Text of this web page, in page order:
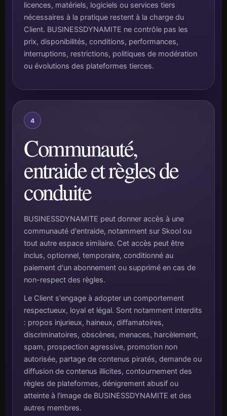
licences, matériels, logiciels ou services tiers
nécessaires à la pratique restent à la charge du
Client. BUSINESSDYNAMITE ne contrôle pas les
prix, disponibilités, conditions, performances,
interruptions, restrictions, politiques de modération
ou évolutions des plateformes tierces.
4
Communauté,
entraide et règles de
conduite
BUSINESSDYNAMITE peut donner accès à une
communauté d'entraide, notamment sur Skool ou
tout autre espace similaire. Cet accès peut être
inclus, optionnel, temporaire, conditionné au
paiement d'un abonnement ou supprimé en cas de
non-respect des règles.
Le Client s'engage à adopter un comportement
respectueux, loyal et légal. Sont notamment interdits
: propos injurieux, haineux, diffamatoires,
discriminatoires, obscènes, menaces, harcèlement,
spam, prospection agressive, promotion non
autorisée, partage de contenus piratés, demande ou
diffusion de contenus illicites, contournement des
règles de plateformes, dénigrement abusif ou
atteinte à l'image de BUSINESSDYNAMITE et des
autres membres.